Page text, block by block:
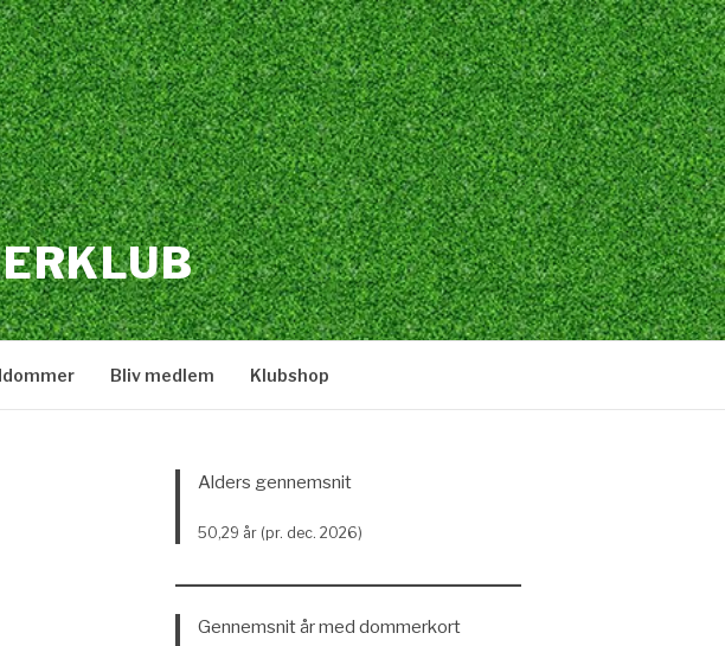
Bliv medlem Klubshop
Alders gennemsnit
50,29 år (pr. dec. 2026)
Gennemsnit år med dommerkort